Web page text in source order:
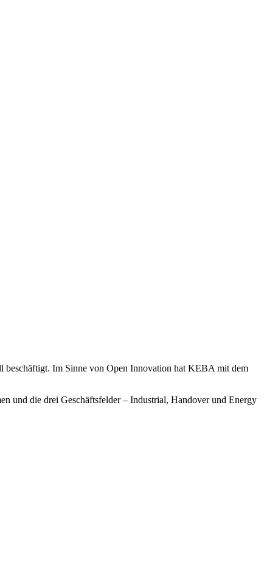
Im Sinne von Open Innovation hat KEBA mit dem
und die drei Geschäftsfelder – Industrial, Handover und Energy